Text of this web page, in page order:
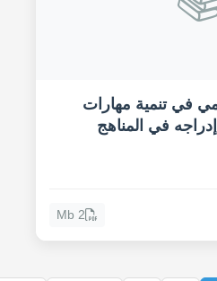
في تنمية مهارات
في المناهج
2 Mb